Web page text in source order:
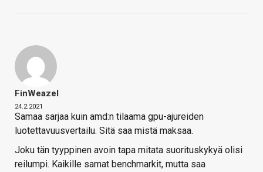
FinWeazel
24.2.2021
Samaa sarjaa kuin amd:n tilaama gpu-ajureiden
luotettavuusvertailu. Sitä saa mistä maksaa.
Joku tän tyyppinen avoin tapa mitata suorituskykyä olisi
reilumpi. Kaikille samat benchmarkit, mutta saa